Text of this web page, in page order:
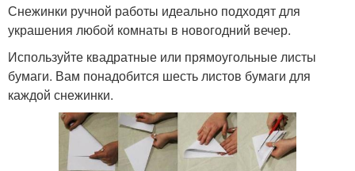
Снежинки ручной работы идеально подходят для
украшения любой комнаты в новогодний вечер.
Используйте квадратные или прямоугольные листы
бумаги. Вам понадобится шесть листов бумаги для
каждой снежинки.